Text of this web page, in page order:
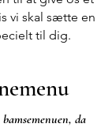
vi skal sætte en
til dig.
da